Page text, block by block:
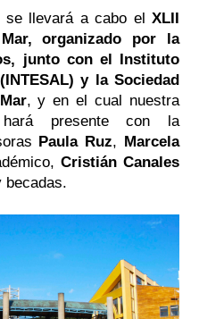
llevará a cabo el XLII
organizado por la
junto con el Instituto
y la Sociedad
, y en el cual nuestra
presente con la
Paula Ruz,
Marcela
Cristián Canales
becadas.